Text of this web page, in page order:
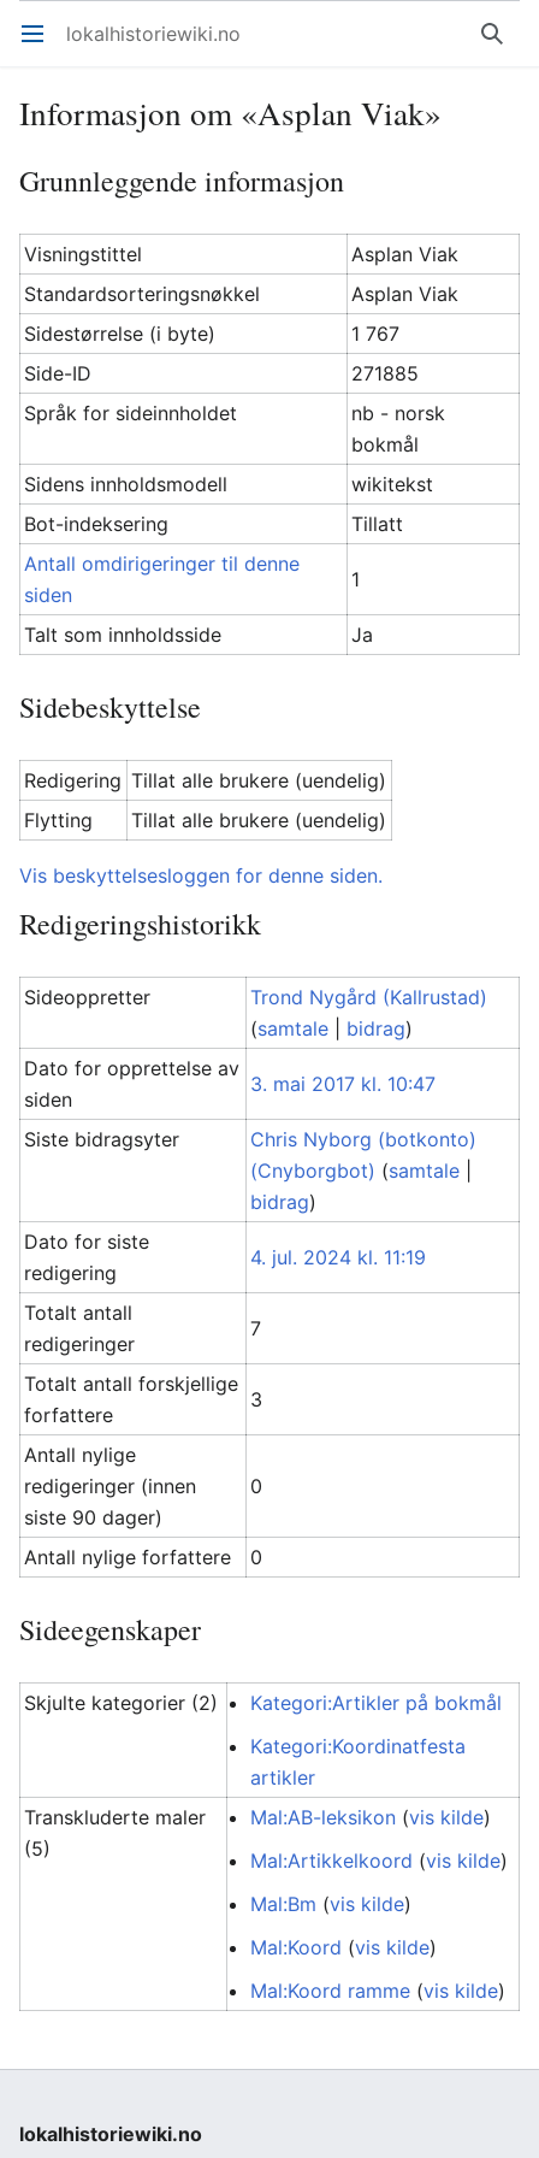
Åpne hovedmenyen lokalhistoriewiki.no Søk
Informasjon om «Asplan Viak»
Grunnleggende informasjon
Visningstittel
Asplan Viak
Standardsorteringsnøkkel
Asplan Viak
Sidestørrelse (i byte)
1 767
Side-ID
271885
Språk for sideinnholdet
nb - norsk
bokmål
Sidens innholdsmodell
wikitekst
Bot-indeksering
Tillatt
Antall omdirigeringer til denne
siden
1
Talt som innholdsside Ja
Sidebeskyttelse
Redigering Tillat alle brukere (uendelig)
Flytting
Tillat alle brukere (uendelig)
Vis beskyttelsesloggen for denne siden.
Redigeringshistorikk
Sideoppretter
Trond Nygård (Kallrustad)
(samtale bidrag)
Dato for opprettelse av
siden
3. mai 2017 kl. 10:47
Siste bidragsyter
Chris Nyborg (botkonto)
(Cnyborgbot) (samtale
bidrag)
Dato for siste
redigering
4. jul. 2024 kl. 11:19
Totalt antall
redigeringer
7
Totalt antall forskjellige
forfattere
3
Antall nylige
redigeringer (innen
siste 90 dager)
0
Antall nylige forfattere 0
Sideegenskaper
Skjulte kategorier (2)
Kategori:Artikler på bokmål
Kategori:Koordinatfesta
artikler
Transkluderte maler
(5)
Mal:AB-leksikon (vis kilde)
Mal:Artikkelkoord (vis kilde)
Mal:Bm (vis kilde)
Mal:Koord (vis kilde)
Mal:Koord ramme (vis kilde)
lokalhistoriewiki.no